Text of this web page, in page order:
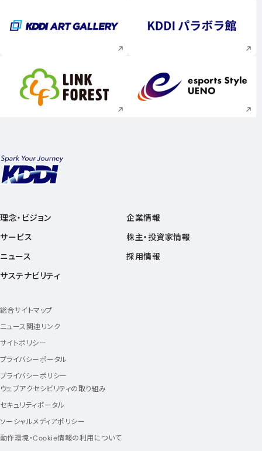
新規ウィンドウで開く 新規ウィンドウで
新規ウィンドウで開く 新規ウィンドウで
理念・ビジョン
サービス
ニュース
サステナビリティ
企業情報
株主・投資家情報
採用情報
総合サイトマップ
ニュース関連リンク
サイトポリシー
プライバシーポータル
プライバシーポリシー
ウェブアクセシビリティの取り組み
セキュリティポータル
ソーシャルメディアポリシー
動作環境・Cookie情報の利用について